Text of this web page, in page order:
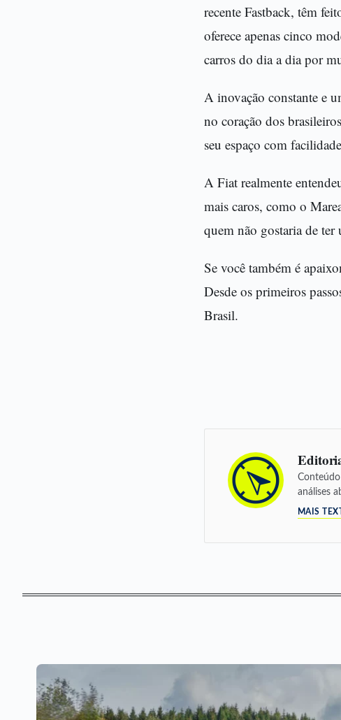
recente Fastback, têm
oferece apenas cinco
carros do dia a dia por
A inovação constante e
no coração dos
seu espaço com
A Fiat realmente
mais caros, como o
quem não gostaria de
Se você também é
Desde os primeiros
Brasil.
análises
MAIS